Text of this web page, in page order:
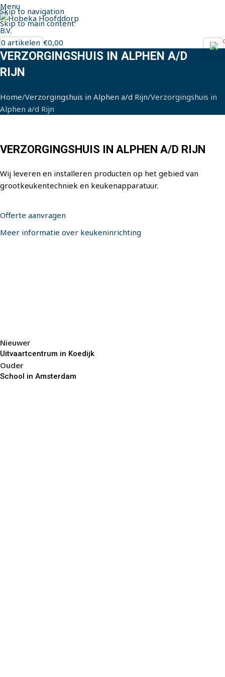
Skip to navigation
Skip to main content
Menu
0
0 artikelen €0,00
VERZORGINGSHUIS IN ALPHEN A/D
RIJN
Home Verzorgingshuis in Alphen a/d Rijn Verzorgingshuis in
Alphen a/d Rijn
VERZORGINGSHUIS IN ALPHEN A/D RIJN
Wij leveren en installeren producten op het gebied van
grootkeukentechniek en keukenapparatuur.
Offerte aanvragen
Meer informatie over keukeninrichting
Nieuwer
Uitvaartcentrum in Koedijk
Ouder
School in Amsterdam